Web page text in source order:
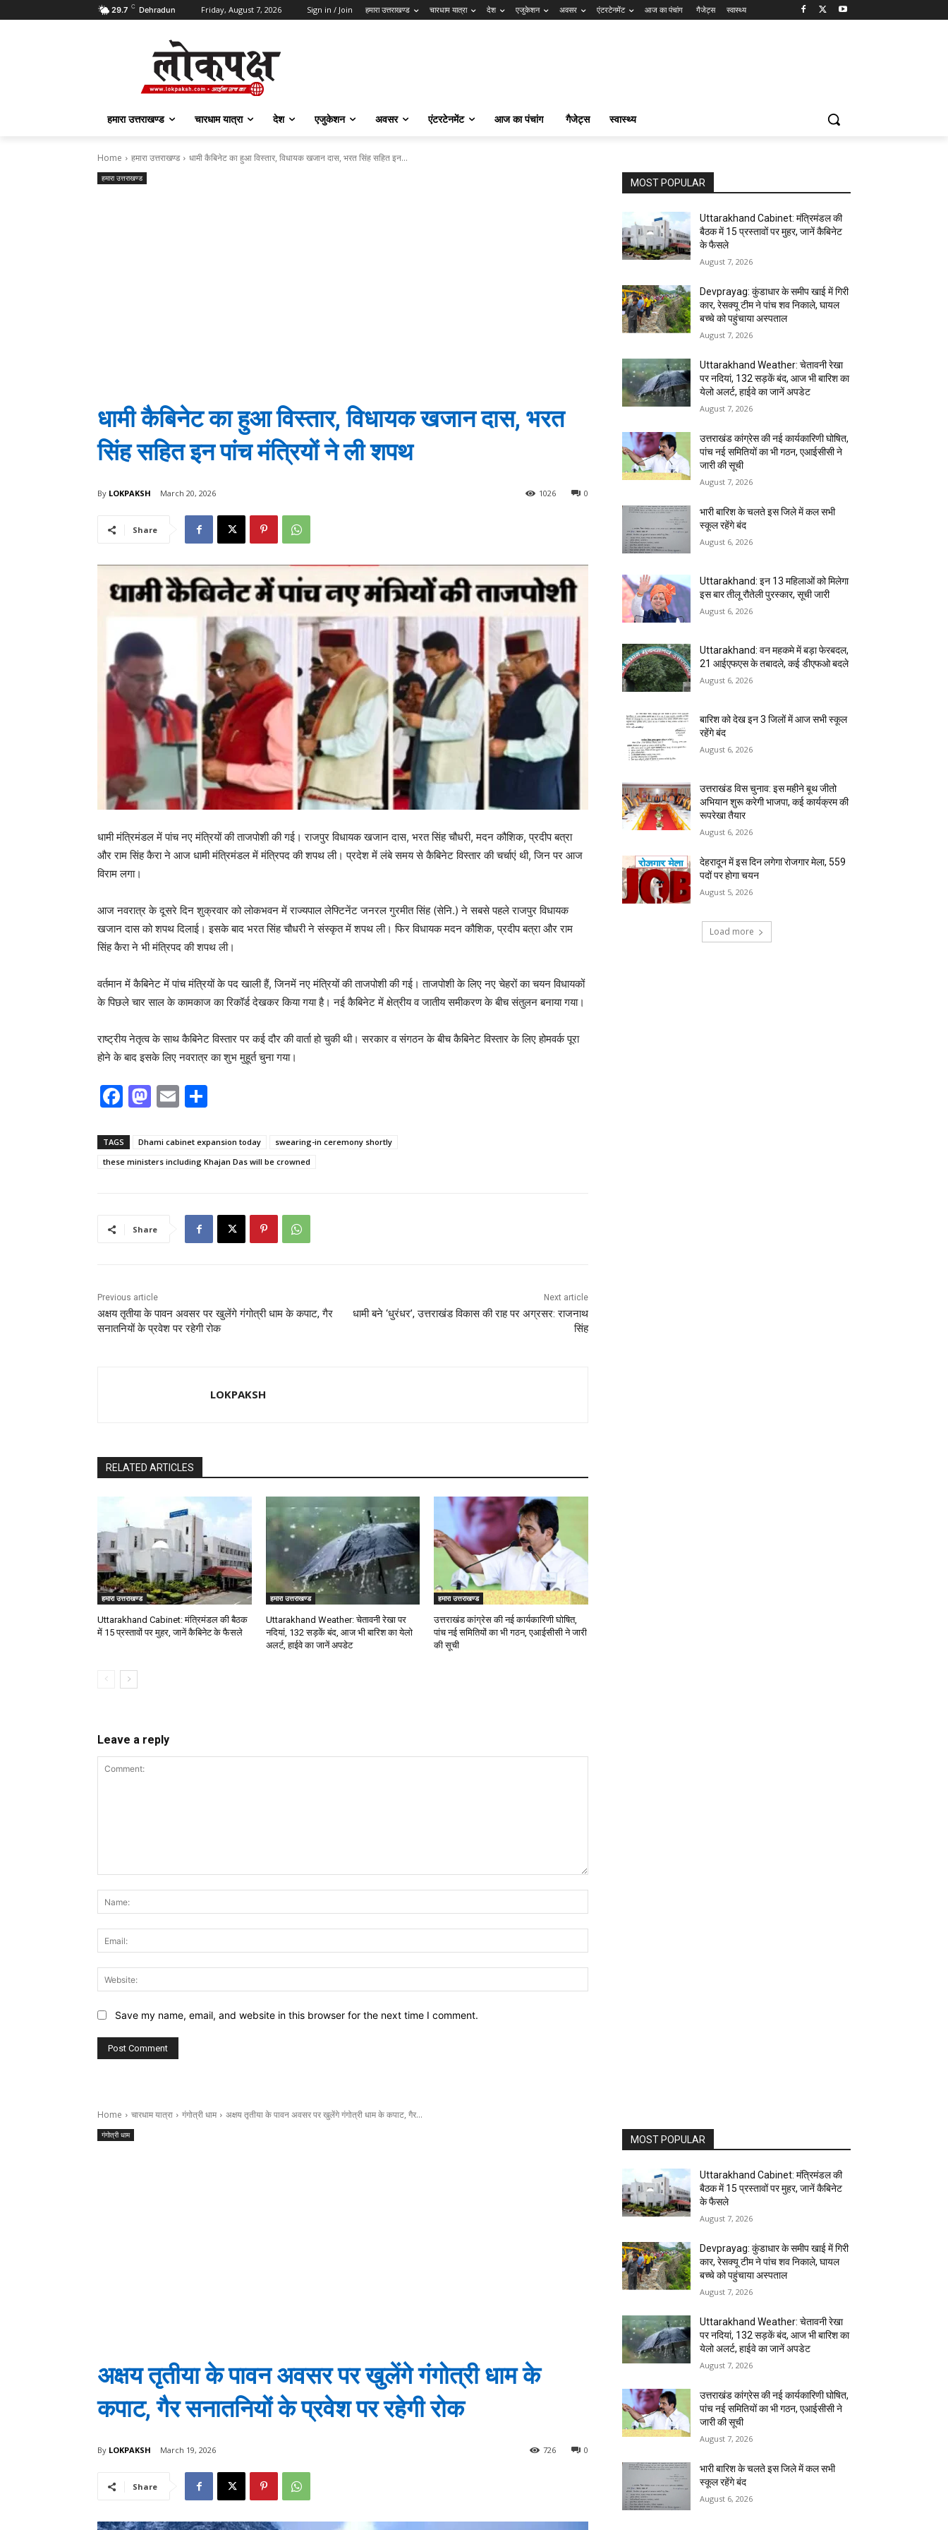
29.7 C Dehradun Friday, August 7, 2026 Sign in / Join हमारा उत्तराखण्ड चारधाम यात्रा देश एजुकेशन अवसर एंटरटेनमेंट आज का पंचांग गैजेट्स स्वास्थ्य
हमारा उत्तराखण्ड चारधाम यात्रा देश एजुकेशन अवसर एंटरटेनमेंट आज का पंचांग गैजेट्स स्वास्थ्य
Home हमारा उत्तराखण्ड धामी कैबिनेट का हुआ विस्तार, विधायक खजान दास, भरत सिंह सहित इन...
हमारा उत्तराखण्ड
धामी कैबिनेट का हुआ विस्तार, विधायक खजान दास, भरत
सिंह सहित इन पांच मंत्रियों ने ली शपथ
By LOKPAKSH March 20, 2026 0
1026
Share
धामी मंत्रिमंडल में पांच नए मंत्रियों की ताजपोशी की गई। राजपुर विधायक खजान दास, भरत सिंह चौधरी, मदन कौशिक, प्रदीप बत्रा
और राम सिंह कैरा ने आज धामी मंत्रिमंडल में मंत्रिपद की शपथ ली। प्रदेश में लंबे समय से कैबिनेट विस्तार की चर्चाएं थी, जिन पर आज
विराम लगा।
आज नवरात्र के दूसरे दिन शुक्रवार को लोकभवन में राज्यपाल लेफ्टिनेंट जनरल गुरमीत सिंह (सेनि.) ने सबसे पहले राजपुर विधायक
खजान दास को शपथ दिलाई। इसके बाद भरत सिंह चौधरी ने संस्कृत में शपथ ली। फिर विधायक मदन कौशिक, प्रदीप बत्रा और राम
सिंह कैरा ने भी मंत्रिपद की शपथ ली।
वर्तमान में कैबिनेट में पांच मंत्रियों के पद खाली हैं, जिनमें नए मंत्रियों की ताजपोशी की गई। ताजपोशी के लिए नए चेहरों का चयन विधायकों
के पिछले चार साल के कामकाज का रिकॉर्ड देखकर किया गया है। नई कैबिनेट में क्षेत्रीय व जातीय समीकरण के बीच संतुलन बनाया गया।
राष्ट्रीय नेतृत्व के साथ कैबिनेट विस्तार पर कई दौर की वार्ता हो चुकी थी। सरकार व संगठन के बीच कैबिनेट विस्तार के लिए होमवर्क पूरा
होने के बाद इसके लिए नवरात्र का शुभ मुहूर्त चुना गया।
F
c
e
o
M
st
o
n
E
ai
l
ar
e
TAGS Dhami cabinet expansion today
swearing-in ceremony shortly
these ministers including Khajan Das will be crowned
Share
Previous article
अक्षय तृतीया के पावन अवसर पर खुलेंगे गंगोत्री धाम के कपाट, गैर
सनातनियों के प्रवेश पर रहेगी रोक
Next article
धामी बने ‘धुरंधर’, उत्तराखंड विकास की राह पर अग्रसर: राजनाथ
सिंह
LOKPAKSH
RELATED ARTICLES
हमारा उत्तराखण्ड
Uttarakhand Cabinet: मंत्रिमंडल की बैठक
में 15 प्रस्तावों पर मुहर, जानें कैबिनेट के फैसले
हमारा उत्तराखण्ड
Uttarakhand Weather: चेतावनी रेखा पर
नदियां, 132 सड़कें बंद, आज भी बारिश का येलो
अलर्ट, हाईवे का जानें अपडेट
हमारा उत्तराखण्ड
उत्तराखंड कांग्रेस की नई कार्यकारिणी घोषित,
पांच नई समितियों का भी गठन, एआईसीसी ने जारी
की सूची
Leave a reply
Save my name, email, and website in this browser for the next time I comment.
MOST POPULAR
Uttarakhand Cabinet: मंत्रिमंडल की
बैठक में 15 प्रस्तावों पर मुहर, जानें कैबिनेट
के फैसले
August 7, 2026
Devprayag: कुंडाधार के समीप खाई में गिरी
कार, रेसक्यू टीम ने पांच शव निकाले, घायल
बच्चे को पहुंचाया अस्पताल
August 7, 2026
Uttarakhand Weather: चेतावनी रेखा
पर नदियां, 132 सड़कें बंद, आज भी बारिश का
येलो अलर्ट, हाईवे का जानें अपडेट
August 7, 2026
उत्तराखंड कांग्रेस की नई कार्यकारिणी घोषित,
पांच नई समितियों का भी गठन, एआईसीसी ने
जारी की सूची
August 7, 2026
भारी बारिश के चलते इस जिले में कल सभी
स्कूल रहेंगे बंद
August 6, 2026
Uttarakhand: इन 13 महिलाओं को मिलेगा
इस बार तीलू रौतेली पुरस्कार, सूची जारी
August 6, 2026
Uttarakhand: वन महकमे में बड़ा फेरबदल,
21 आईएफएस के तबादले, कई डीएफओ बदले
August 6, 2026
बारिश को देख इन 3 जिलों में आज सभी स्कूल
रहेंगे बंद
August 6, 2026
उत्तराखंड विस चुनाव: इस महीने बूथ जीतो
अभियान शुरू करेगी भाजपा, कई कार्यक्रम की
रूपरेखा तैयार
August 6, 2026
देहरादून में इस दिन लगेगा रोजगार मेला, 559
पदों पर होगा चयन
August 5, 2026
Load more